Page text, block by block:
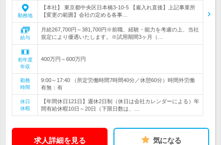
勤務地
【本社】 東京都中央区日本橋3-10-5 【雇入れ直後】上記事業所
【変更の範囲】会社の定める各事…
給与
月給267,700円～381,700円※前職、経験・能力を考慮の上、当社
規定により優遇いたします。※試用期間3ヶ月（…
初年度
年収
400万円～600万円
勤務
時間
9:00～17:40 （所定労働時間7時間40分／休憩60分）時間外労働
有無：有
休日
休暇
【年間休日121日】週休2日制（休日は会社カレンダーによる）年
間有給休暇10日～20日（下限日数は、…
求人詳細を見る 気になる